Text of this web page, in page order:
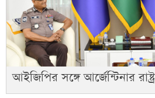
আইজিপির সঙ্গে আর্জেন্টিনার